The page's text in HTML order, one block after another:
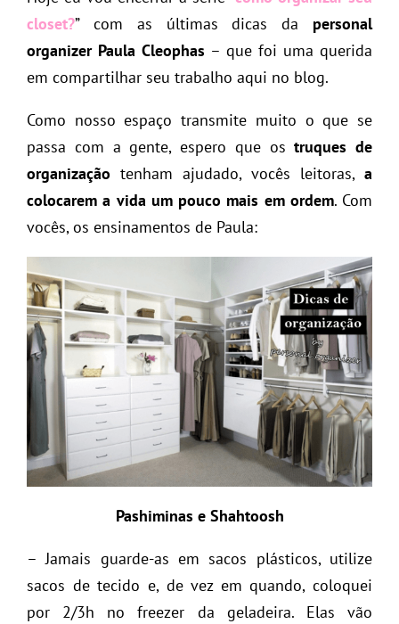
closet?” com as últimas dicas da personal
organizer Paula Cleophas – que foi uma querida
em compartilhar seu trabalho aqui no blog.
Como nosso espaço transmite muito o que se
passa com a gente, espero que os truques de
organização tenham ajudado, vocês leitoras, a
colocarem a vida um pouco mais em ordem. Com
vocês, os ensinamentos de Paula:
Pashiminas e Shahtoosh
– Jamais guarde-as em sacos plásticos, utilize
sacos de tecido e, de vez em quando, coloquei
por 2/3h no freezer da geladeira. Elas vão